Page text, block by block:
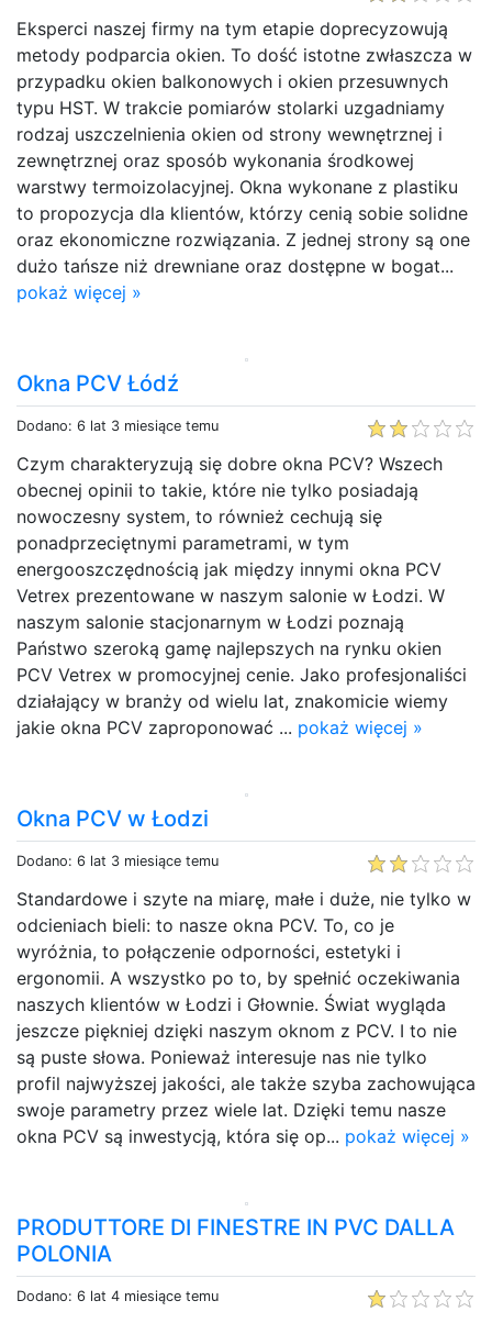
Eksperci naszej firmy na tym etapie doprecyzowują
metody podparcia okien. To dość istotne zwłaszcza w
przypadku okien balkonowych i okien przesuwnych
typu HST. W trakcie pomiarów stolarki uzgadniamy
rodzaj uszczelnienia okien od strony wewnętrznej i
zewnętrznej oraz sposób wykonania środkowej
warstwy termoizolacyjnej. Okna wykonane z plastiku
to propozycja dla klientów, którzy cenią sobie solidne
oraz ekonomiczne rozwiązania. Z jednej strony są one
dużo tańsze niż drewniane oraz dostępne w bogat...
pokaż więcej »
Okna PCV Łódź
Dodano: 6 lat 3 miesiące temu
Czym charakteryzują się dobre okna PCV? Wszech
obecnej opinii to takie, które nie tylko posiadają
nowoczesny system, to również cechują się
ponadprzeciętnymi parametrami, w tym
energooszczędnością jak między innymi okna PCV
Vetrex prezentowane w naszym salonie w Łodzi. W
naszym salonie stacjonarnym w Łodzi poznają
Państwo szeroką gamę najlepszych na rynku okien
PCV Vetrex w promocyjnej cenie. Jako profesjonaliści
działający w branży od wielu lat, znakomicie wiemy
jakie okna PCV zaproponować ... pokaż więcej »
Okna PCV w Łodzi
Dodano: 6 lat 3 miesiące temu
Standardowe i szyte na miarę, małe i duże, nie tylko w
odcieniach bieli: to nasze okna PCV. To, co je
wyróżnia, to połączenie odporności, estetyki i
ergonomii. A wszystko po to, by spełnić oczekiwania
naszych klientów w Łodzi i Głownie. Świat wygląda
jeszcze piękniej dzięki naszym oknom z PCV. I to nie
są puste słowa. Ponieważ interesuje nas nie tylko
profil najwyższej jakości, ale także szyba zachowująca
swoje parametry przez wiele lat. Dzięki temu nasze
okna PCV są inwestycją, która się op... pokaż więcej »
PRODUTTORE DI FINESTRE IN PVC DALLA
POLONIA
Dodano: 6 lat 4 miesiące temu